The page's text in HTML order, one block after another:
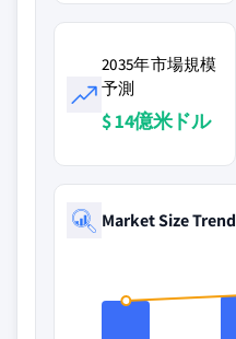
2035年市場規模
予測
$ 14億米ドル
Market Size Trend